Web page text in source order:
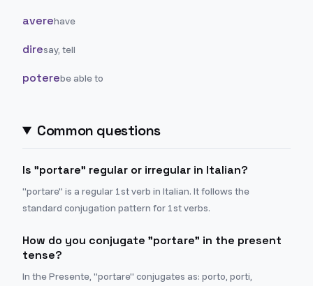
averehave
diresay, tell
poterebe able to
Common questions
Is "portare" regular or irregular in Italian?
"portare" is a regular 1st verb in Italian. It follows the
standard conjugation pattern for 1st verbs.
How do you conjugate "portare" in the present
tense?
In the Presente, "portare" conjugates as: porto, porti,